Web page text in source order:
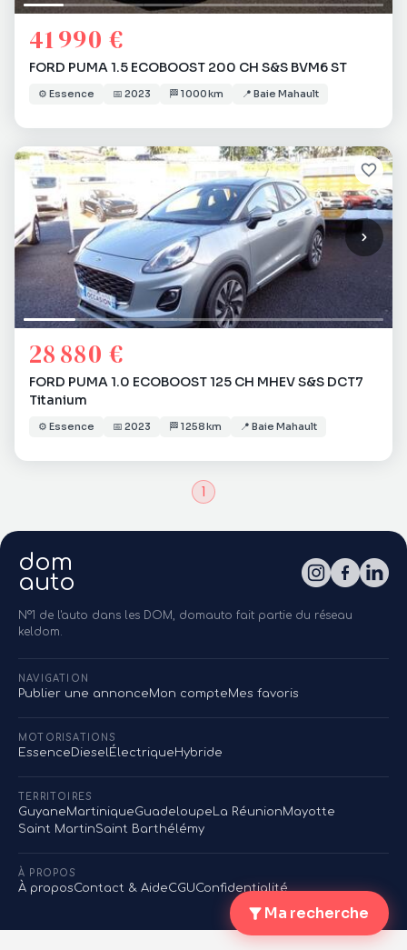
Ma recherche
41 990 €
FORD PUMA 1.5 ECOBOOST 200 CH S&S BVM6 ST
⚙️ Essence 📅 2023 🏁 1 000 km 📍 Baie Mahault
28 880 €
FORD PUMA 1.0 ECOBOOST 125 CH MHEV S&S DCT7
Titanium
⚙️ Essence 📅 2023 🏁 1 258 km 📍 Baie Mahault
1
dom
auto
N°1 de l'auto dans les DOM, domauto fait partie du réseau
keldom.
NAVIGATION
Publier une annonceMon compteMes favoris
MOTORISATIONS
Essence Diesel ÉlectriqueHybride
TERRITOIRES
GuyaneMartiniqueGuadeloupeLa RéunionMayotte
Saint MartinSaint Barthélémy
À PROPOS
À proposContact & AideCGUConfidentialité